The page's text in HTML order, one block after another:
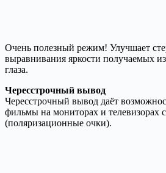
Очень полезный режим! Улучшает
выравнивания яркости получаемых
глаза.
Чересстрочный вывод
Чересстрочный вывод даёт
фильмы на мониторах и телевизорах
(поляризационные очки).